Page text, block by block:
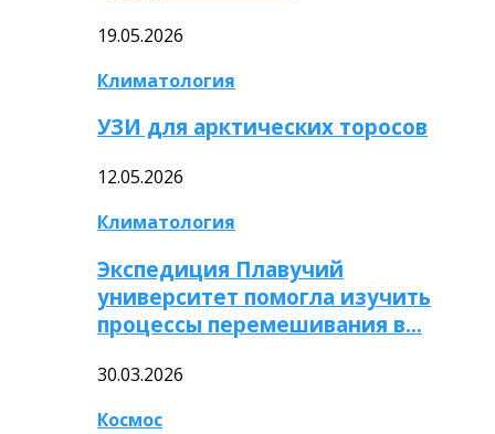
19.05.2026
Климатология
УЗИ для арктических торосов
12.05.2026
Климатология
Экспедиция Плавучий
университет помогла изучить
процессы перемешивания в…
30.03.2026
Космос